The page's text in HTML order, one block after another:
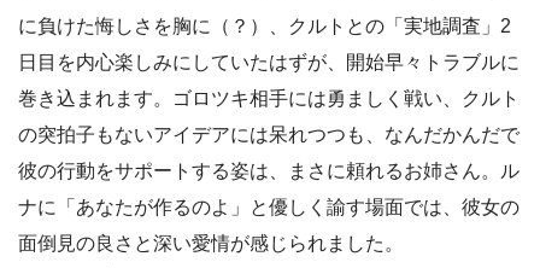
に負けた悔しさを胸に（？）、クルトとの「実地調査」2
日目を内心楽しみにしていたはずが、開始早々トラブルに
巻き込まれます。ゴロツキ相手には勇ましく戦い、クルト
の突拍子もないアイデアには呆れつつも、なんだかんだで
彼の行動をサポートする姿は、まさに頼れるお姉さん。ル
ナに「あなたが作るのよ」と優しく諭す場面では、彼女の
面倒見の良さと深い愛情が感じられました。